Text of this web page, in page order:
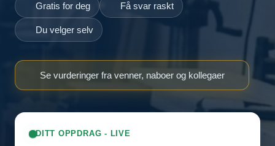
Gratis for deg Få svar raskt
Du velger selv
Se vurderinger fra venner, naboer og kollegaer
DITT OPPDRAG - LIVE